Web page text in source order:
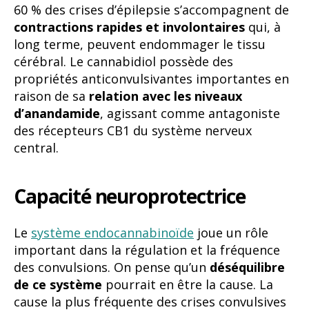
60 % des crises d’épilepsie s’accompagnent de
contractions rapides et involontaires qui, à
long terme, peuvent endommager le tissu
cérébral. Le cannabidiol possède des
propriétés anticonvulsivantes importantes en
raison de sa relation avec les niveaux
d’anandamide, agissant comme antagoniste
des récepteurs CB1 du système nerveux
central.
Capacité neuroprotectrice
Le système endocannabinoïde joue un rôle
important dans la régulation et la fréquence
des convulsions. On pense qu’un déséquilibre
de ce système pourrait en être la cause. La
cause la plus fréquente des crises convulsives